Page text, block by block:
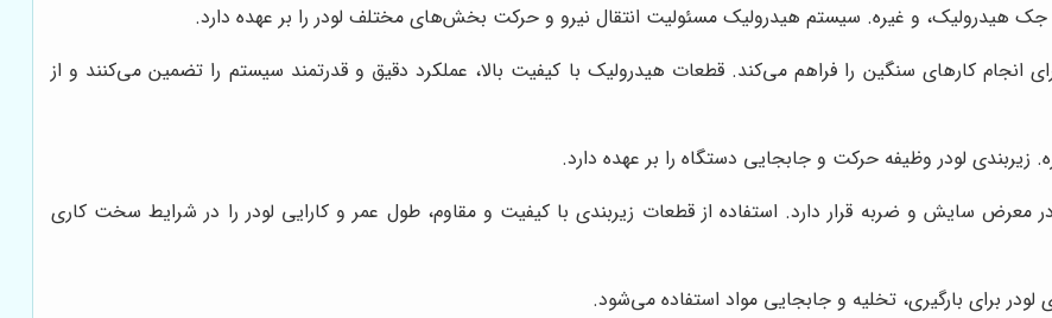
هیدرولیک، و غیره. سیستم هیدرولیک مسئولیت انتقال نیرو و حرکت بخش‌های مختلف لودر را بر عهده دارد.
انجام کارهای سنگین را فراهم می‌کند. قطعات هیدرولیک با کیفیت بالا، عملکرد دقیق و قدرتمند سیستم را تضمین می‌کنند و از
زیربندی لودر وظیفه حرکت و جابجایی دستگاه را بر عهده دارد.
معرض سایش و ضربه قرار دارد. استفاده از قطعات زیربندی با کیفیت و مقاوم، طول عمر و کارایی لودر را در شرایط سخت کاری
برای بارگیری، تخلیه و جابجایی مواد استفاده می‌شود.